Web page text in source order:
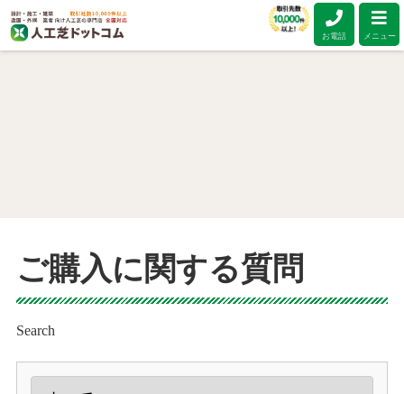
ご購入に関する質問
Search
お電話 メニュー